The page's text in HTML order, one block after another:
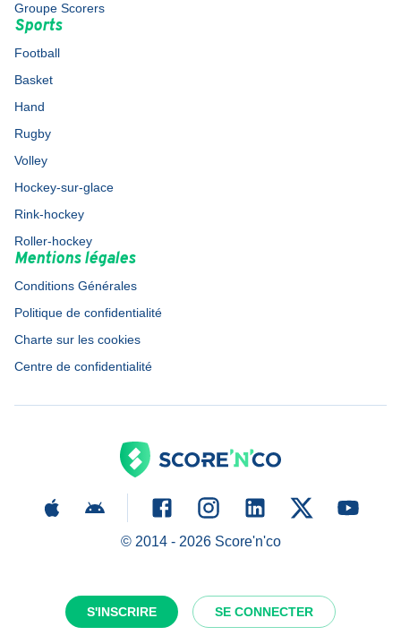
S'INSCRIRE SE CONNECTER
Groupe Scorers
Sports
Football
Basket
Hand
Rugby
Volley
Hockey-sur-glace
Rink-hockey
Roller-hockey
Mentions légales
Conditions Générales
Politique de confidentialité
Charte sur les cookies
Centre de confidentialité
© 2014 - 2026Score'n'co